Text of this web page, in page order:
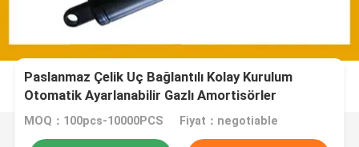
Paslanmaz Çelik Uç Bağlantılı Kolay Kurulum
Otomatik Ayarlanabilir Gazlı Amortisörler
MOQ：100pcs-10000PCS Fiyat：negotiable